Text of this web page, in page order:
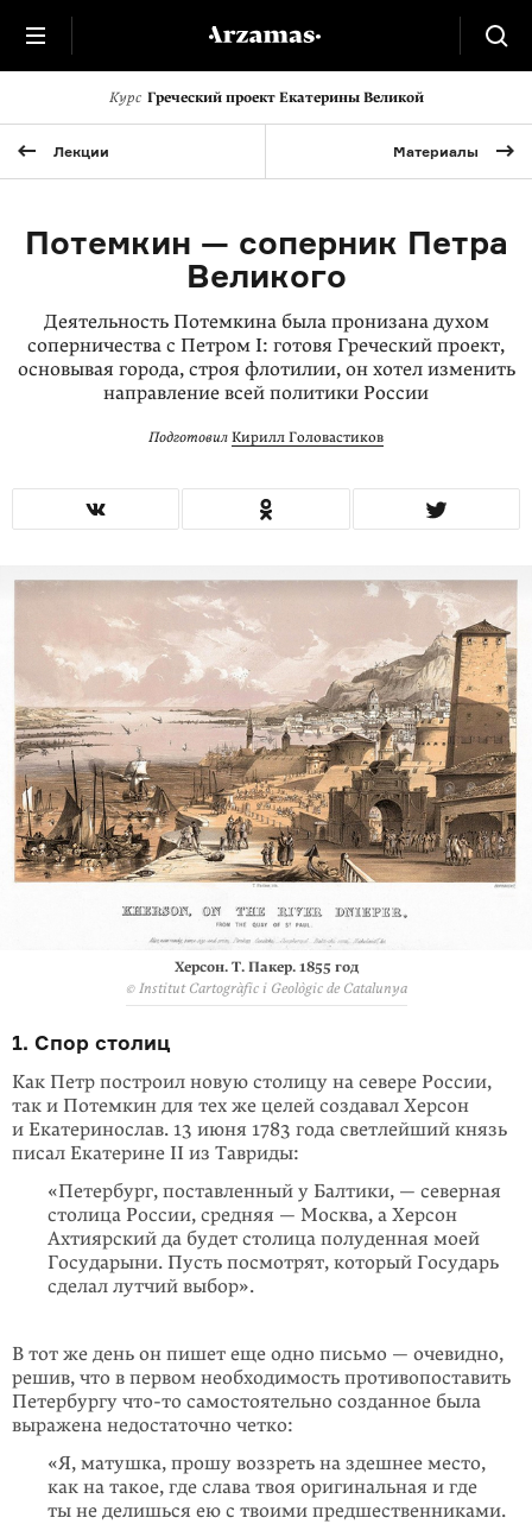
Курс Греческий проект Екатерины Великой
Лекции Материалы
Потемкин — соперник Петра
Великого
Деятельность Потемкина была пронизана духом
соперничества с Петром I: готовя Греческий проект,
основывая города, строя флотилии, он хотел изменить
направление всей политики России
Подготовил Кирилл Головастиков
Херсон. Т. Пакер. 1855 год
© Institut Cartogràfic i Geològic de Catalunya
1. Спор столиц
Как Петр построил новую столицу на севере России,
так и Потемкин для тех же целей создавал Херсон
и Екатеринослав. 13 июня 1783 года светлейший князь
писал Екатерине II из Тавриды:
«Петербург, поставленный у Балтики, — северная
столица России, средняя — Москва, а Херсон
Ахтиярский да будет столица полуденная моей
Государыни. Пусть посмотрят, который Государь
сделал лутчий выбор».
В тот же день он пишет еще одно письмо — очевидно,
решив, что в первом необходимость противопоставить
Петербургу что-то самостоятельно созданное была
выражена недостаточно четко:
«Я, матушка, прошу воззреть на здешнее место,
как на такое, где слава твоя оригинальная и где
ты не делишься ею с твоими предшественниками.